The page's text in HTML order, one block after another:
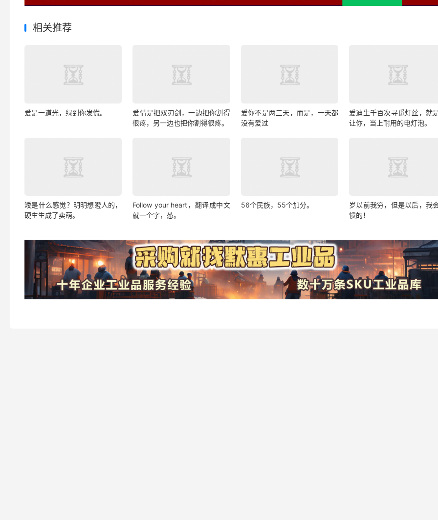
相关推荐
爱是一道光，绿到你发慌。
爱情是把双刃剑，一边把你割得
很疼，另一边也把你割得很疼。
爱你不是两三天，而是，一天都
没有爱过
爱迪生千百次寻觅灯丝，就
让你，当上耐用的电灯泡。
矮是什么感觉？明明想瞪人的，
硬生生成了卖萌。
Follow your heart，翻译成中文
就一个字，怂。
56个民族，55个加分。
岁以前我穷，但是以后，我
惯的！